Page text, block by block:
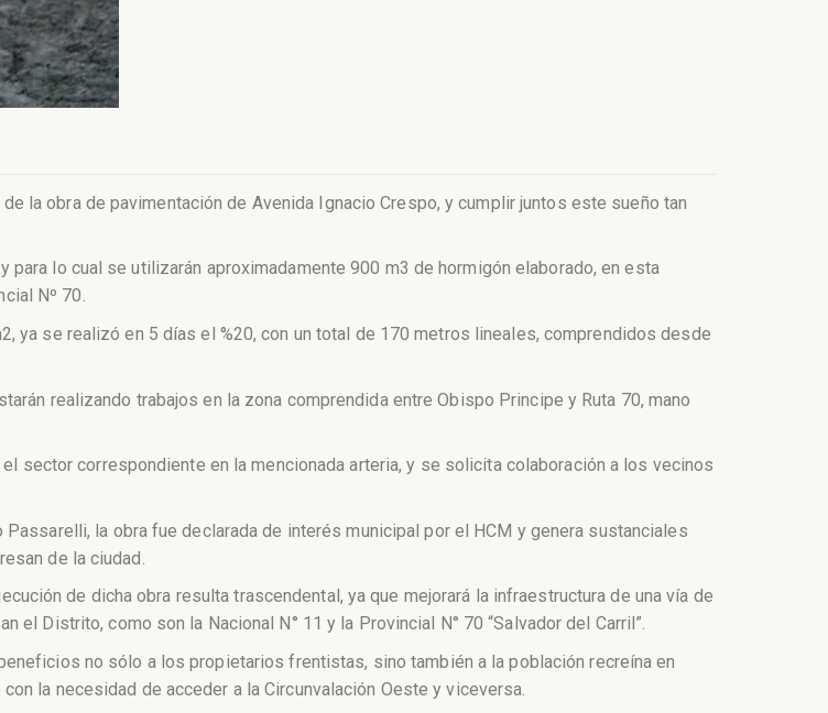
la obra de pavimentación de Avenida Ignacio Crespo, y cumplir juntos este sueño tan
lo cual se utilizarán aproximadamente 900 m3 de hormigón elaborado, en esta
Nº 70.
ya se realizó en 5 días el %20, con un total de 170 metros lineales, comprendidos desde
realizando trabajos en la zona comprendida entre Obispo Principe y Ruta 70, mano
sector correspondiente en la mencionada arteria, y se solicita colaboración a los vecinos
la obra fue declarada de interés municipal por el HCM y genera sustanciales
de la ciudad.
de dicha obra resulta trascendental, ya que mejorará la infraestructura de una vía de
Distrito, como son la Nacional N° 11 y la Provincial N° 70 “Salvador del Carril”.
no sólo a los propietarios frentistas, sino también a la población recreína en
la necesidad de acceder a la Circunvalación Oeste y viceversa.